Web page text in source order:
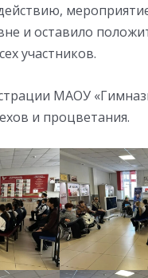
и оставило
участников.
МАОУ
и процветания.